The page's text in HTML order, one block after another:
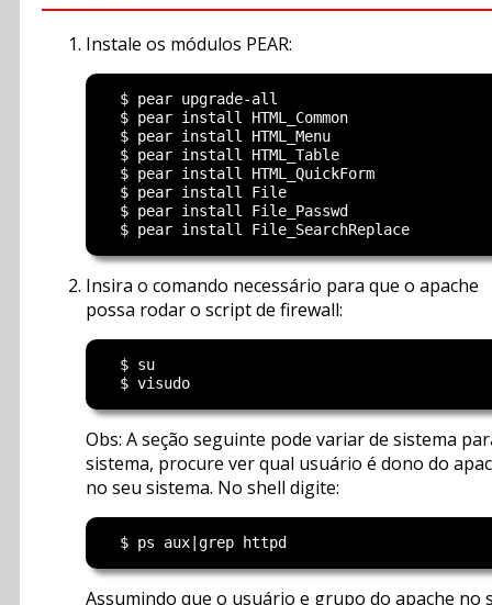
Instale os módulos PEAR:
  $ pear upgrade-all
  $ pear install HTML_Common
  $ pear install HTML_Menu
  $ pear install HTML_Table
  $ pear install HTML_QuickForm
  $ pear install File
  $ pear install File_Passwd
Insira o comando necessário para que o apache
possa rodar o script de firewall:
  $ su
Obs: A seção seguinte pode variar de sistema
sistema, procure ver qual usuário é dono do
no seu sistema. No shell digite:
Assumindo que o usuário e grupo do apache no